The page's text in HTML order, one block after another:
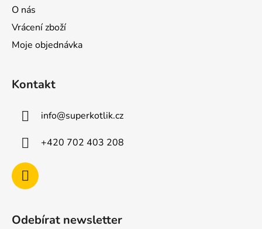
O nás
Vrácení zboží
Moje objednávka
Kontakt
info@superkotlik.cz
+420 702 403 208
Odebírat newsletter